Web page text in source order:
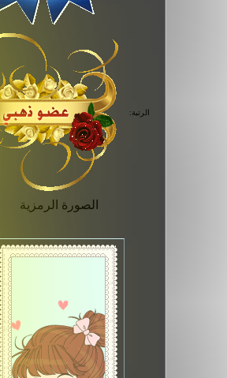
الرتبة:
الصورة الرمزية